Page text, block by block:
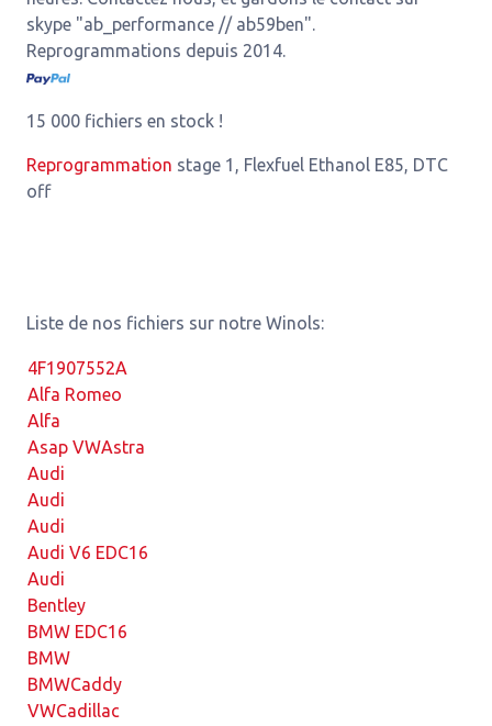
skype "ab_performance // ab59ben".
Reprogrammations depuis 2014.
15 000 fichiers en stock !
Reprogrammation stage 1, Flexfuel Ethanol E85, DTC
off
Liste de nos fichiers sur notre Winols:
4F1907552A
Alfa Romeo
Alfa
Asap VWAstra
Audi
Audi
Audi
Audi V6 EDC16
Audi
Bentley
BMW EDC16
BMW
BMWCaddy
VWCadillac